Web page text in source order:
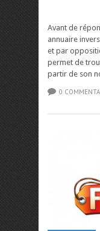
Avant de
annuaire
et par
permet de
partir de son
0